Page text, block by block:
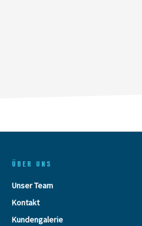
ÜBER UNS
Unser Team
Kontakt
Kundengalerie